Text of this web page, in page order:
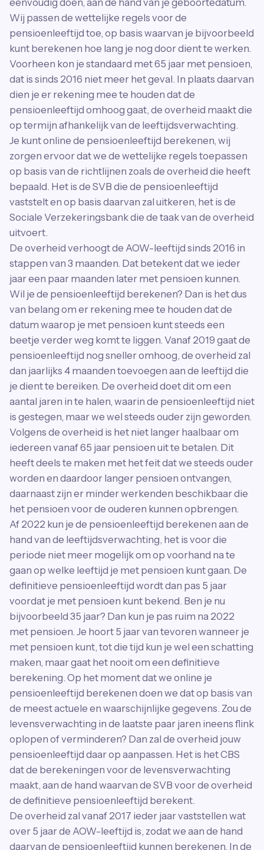
Wij passen de wettelijke regels voor de
pensioenleeftijd toe, op basis waarvan je bijvoorbeeld
kunt berekenen hoe lang je nog door dient te werken.
Voorheen kon je standaard met 65 jaar met pensioen,
dat is sinds 2016 niet meer het geval. In plaats daarvan
dien je er rekening mee te houden dat de
pensioenleeftijd omhoog gaat, de overheid maakt die
op termijn afhankelijk van de leeftijdsverwachting.
Je kunt online de pensioenleeftijd berekenen, wij
zorgen ervoor dat we de wettelijke regels toepassen
op basis van de richtlijnen zoals de overheid die heeft
bepaald. Het is de SVB die de pensioenleeftijd
vaststelt en op basis daarvan zal uitkeren, het is de
Sociale Verzekeringsbank die de taak van de overheid
uitvoert.
De overheid verhoogt de AOW-leeftijd sinds 2016 in
stappen van 3 maanden. Dat betekent dat we ieder
jaar een paar maanden later met pensioen kunnen.
Wil je de pensioenleeftijd berekenen? Dan is het dus
van belang om er rekening mee te houden dat de
datum waarop je met pensioen kunt steeds een
beetje verder weg komt te liggen. Vanaf 2019 gaat de
pensioenleeftijd nog sneller omhoog, de overheid zal
dan jaarlijks 4 maanden toevoegen aan de leeftijd die
je dient te bereiken. De overheid doet dit om een
aantal jaren in te halen, waarin de pensioenleeftijd niet
is gestegen, maar we wel steeds ouder zijn geworden.
Volgens de overheid is het niet langer haalbaar om
iedereen vanaf 65 jaar pensioen uit te betalen. Dit
heeft deels te maken met het feit dat we steeds ouder
worden en daardoor langer pensioen ontvangen,
daarnaast zijn er minder werkenden beschikbaar die
het pensioen voor de ouderen kunnen opbrengen.
Af 2022 kun je de pensioenleeftijd berekenen aan de
hand van de leeftijdsverwachting, het is voor die
periode niet meer mogelijk om op voorhand na te
gaan op welke leeftijd je met pensioen kunt gaan. De
definitieve pensioenleeftijd wordt dan pas 5 jaar
voordat je met pensioen kunt bekend. Ben je nu
bijvoorbeeld 35 jaar? Dan kun je pas ruim na 2022
met pensioen. Je hoort 5 jaar van tevoren wanneer je
met pensioen kunt, tot die tijd kun je wel een schatting
maken, maar gaat het nooit om een definitieve
berekening. Op het moment dat we online je
pensioenleeftijd berekenen doen we dat op basis van
de meest actuele en waarschijnlijke gegevens. Zou de
levensverwachting in de laatste paar jaren ineens flink
oplopen of verminderen? Dan zal de overheid jouw
pensioenleeftijd daar op aanpassen. Het is het CBS
dat de berekeningen voor de levensverwachting
maakt, aan de hand waarvan de SVB voor de overheid
de definitieve pensioenleeftijd berekent.
De overheid zal vanaf 2017 ieder jaar vaststellen wat
over 5 jaar de AOW-leeftijd is, zodat we aan de hand
daarvan de pensioenleeftijd kunnen berekenen. In de